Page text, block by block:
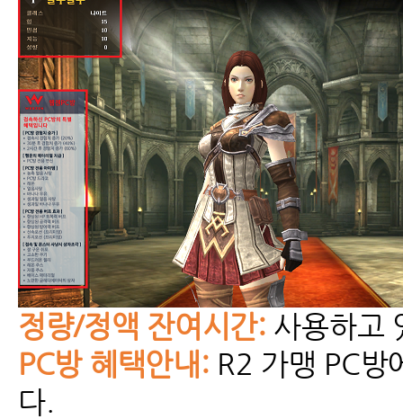
정량/정액 잔여시간: 사용하고
PC방 혜택안내: R2 가맹 PC방
다.